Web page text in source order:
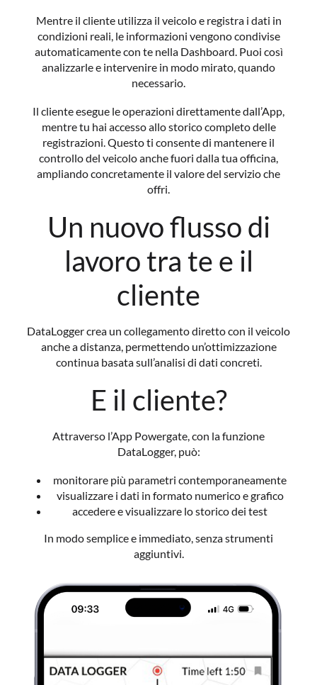
Mentre il cliente utilizza il veicolo e registra i dati in
condizioni reali, le informazioni vengono condivise
automaticamente con te nella Dashboard. Puoi così
analizzarle e intervenire in modo mirato, quando
necessario.
Il cliente esegue le operazioni direttamente dall’App,
mentre tu hai accesso allo storico completo delle
registrazioni. Questo ti consente di mantenere il
controllo del veicolo anche fuori dalla tua officina,
ampliando concretamente il valore del servizio che
offri.
Un nuovo flusso di
lavoro tra te e il
cliente
DataLogger crea un collegamento diretto con il veicolo
anche a distanza, permettendo un’ottimizzazione
continua basata sull’analisi di dati concreti.
E il cliente?
Attraverso l’App Powergate, con la funzione
DataLogger, può:
monitorare più parametri contemporaneamente
visualizzare i dati in formato numerico e grafico
accedere e visualizzare lo storico dei test
In modo semplice e immediato, senza strumenti
aggiuntivi.